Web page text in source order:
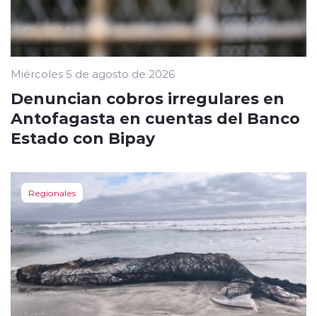
Miércoles 5 de agosto de 2026
Denuncian cobros irregulares en
Antofagasta en cuentas del Banco
Estado con Bipay
Regionales